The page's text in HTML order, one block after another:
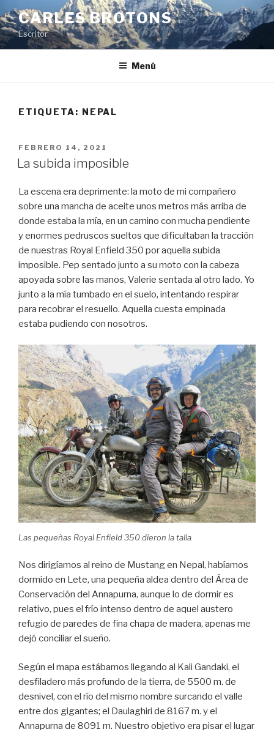
Saltar
al
contenido
CARLES BROTONS
Escritor
Menú
ETIQUETA: NEPAL
PUBLICADO
EL
FEBRERO 14, 2021
La subida imposible
La escena era deprimente: la moto de mi compañero
sobre una mancha de aceite unos metros más arriba de
donde estaba la mía, en un camino con mucha pendiente
y enormes pedruscos sueltos que dificultaban la tracción
de nuestras Royal Enfield 350 por aquella subida
imposible. Pep sentado junto a su moto con la cabeza
apoyada sobre las manos, Valerie sentada al otro lado. Yo
junto a la mía tumbado en el suelo, intentando respirar
para recobrar el resuello. Aquella cuesta empinada
estaba pudiendo con nosotros.
Las pequeñas Royal Enfield 350 dieron la talla
Nos dirigíamos al reino de Mustang en Nepal, habíamos
dormido en Lete, una pequeña aldea dentro del Área de
Conservación del Annapurna, aunque lo de dormir es
relativo, pues el frío intenso dentro de aquel austero
refugio de paredes de fina chapa de madera, apenas me
dejó conciliar el sueño.
Según el mapa estábamos llegando al Kali Gandaki, el
desfiladero más profundo de la tierra, de 5500 m. de
desnivel, con el río del mismo nombre surcando el valle
entre dos gigantes; el Daulaghiri de 8167 m. y el
Annapurna de 8091 m. Nuestro objetivo era pisar el lugar